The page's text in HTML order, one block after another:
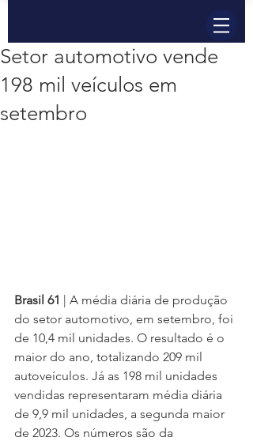
Setor automotivo vende
198 mil veículos em
setembro
Brasil 61 | A média diária de produção
do setor automotivo, em setembro, foi
de 10,4 mil unidades. O resultado é o
maior do ano, totalizando 209 mil
autoveículos. Já as 198 mil unidades
vendidas representaram média diária
de 9,9 mil unidades, a segunda maior
de 2023. Os números são da